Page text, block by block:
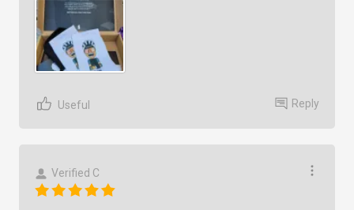
Useful Reply
Verified C